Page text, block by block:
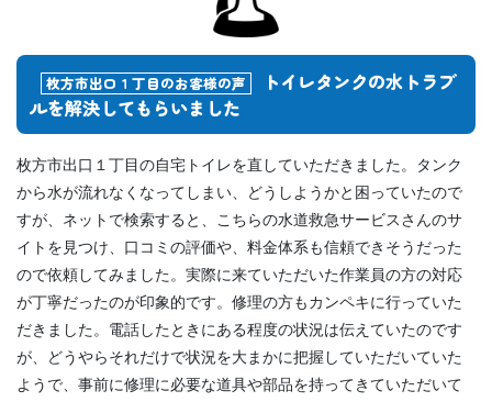
枚方市出口１丁目のお客様の声
トイレタンクの水トラブ
ルを解決してもらいました
枚方市出口１丁目の自宅トイレを直していただきました。タンク
から水が流れなくなってしまい、どうしようかと困っていたので
すが、ネットで検索すると、こちらの水道救急サービスさんのサ
イトを見つけ、口コミの評価や、料金体系も信頼できそうだった
ので依頼してみました。実際に来ていただいた作業員の方の対応
が丁寧だったのが印象的です。修理の方もカンペキに行っていた
だきました。電話したときにある程度の状況は伝えていたのです
が、どうやらそれだけで状況を大まかに把握していただいていた
ようで、事前に修理に必要な道具や部品を持ってきていただいて